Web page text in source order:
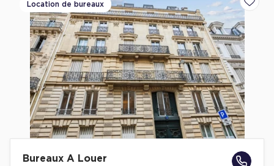
Location de bureaux
Bureaux A Louer